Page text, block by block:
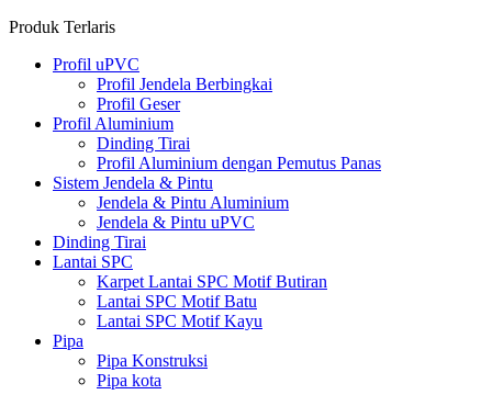
Produk Terlaris
Profil uPVC
Profil Jendela Berbingkai
Profil Geser
Profil Aluminium
Dinding Tirai
Profil Aluminium dengan Pemutus Panas
Sistem Jendela & Pintu
Jendela & Pintu Aluminium
Jendela & Pintu uPVC
Dinding Tirai
Lantai SPC
Karpet Lantai SPC Motif Butiran
Lantai SPC Motif Batu
Lantai SPC Motif Kayu
Pipa
Pipa Konstruksi
Pipa kota